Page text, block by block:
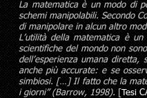
La matematica è un modo di
schemi manipolabili. Secondo
di manipolare in alcun altro
L’utilità della matematica è
scientifiche del mondo non
dell’esperienza umana
anche più accurate: e se
simbiosi. […] Il fatto che la
i giorni” (Barrow, 1998). Tesi